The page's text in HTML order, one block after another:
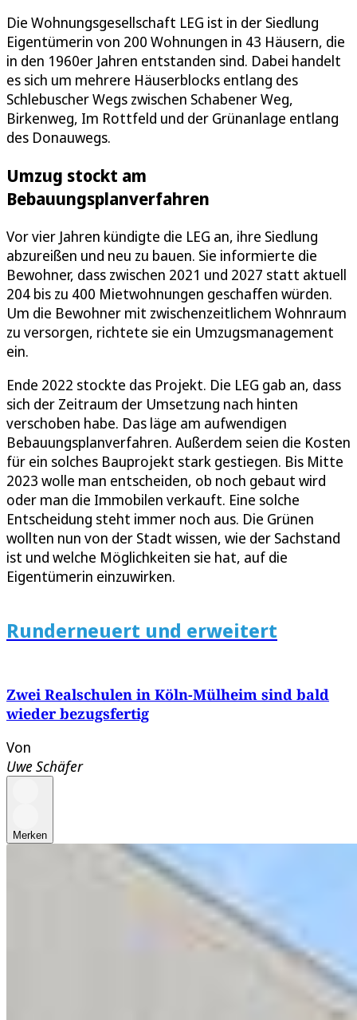
Die Wohnungsgesellschaft LEG ist in der Siedlung
Eigentümerin von 200 Wohnungen in 43 Häusern, die
in den 1960er Jahren entstanden sind. Dabei handelt
es sich um mehrere Häuserblocks entlang des
Schlebuscher Wegs zwischen Schabener Weg,
Birkenweg, Im Rottfeld und der Grünanlage entlang
des Donauwegs.
Umzug stockt am
Bebauungsplanverfahren
Vor vier Jahren kündigte die LEG an, ihre Siedlung
abzureißen und neu zu bauen. Sie informierte die
Bewohner, dass zwischen 2021 und 2027 statt aktuell
204 bis zu 400 Mietwohnungen geschaffen würden.
Um die Bewohner mit zwischenzeitlichem Wohnraum
zu versorgen, richtete sie ein Umzugsmanagement
ein.
Ende 2022 stockte das Projekt. Die LEG gab an, dass
sich der Zeitraum der Umsetzung nach hinten
verschoben habe. Das läge am aufwendigen
Bebauungsplanverfahren. Außerdem seien die Kosten
für ein solches Bauprojekt stark gestiegen. Bis Mitte
2023 wolle man entscheiden, ob noch gebaut wird
oder man die Immobilen verkauft. Eine solche
Entscheidung steht immer noch aus. Die Grünen
wollten nun von der Stadt wissen, wie der Sachstand
ist und welche Möglichkeiten sie hat, auf die
Eigentümerin einzuwirken.
Runderneuert und erweitert
Zwei Realschulen in Köln-Mülheim sind bald
wieder bezugsfertig
Von
Uwe Schäfer
Merken